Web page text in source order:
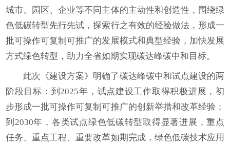
城市、园区、企业等不同主体的主动性和创造性，围绕绿
色低碳转型先行先试，探索行之有效的经验做法，形成一
批可操作可复制可推广的发展模式和典型经验，加快发展
方式绿色转型，助力全省如期实现碳达峰碳中和目标。
此次《建设方案》明确了碳达峰碳中和试点建设的两
阶段目标：到2025年，试点建设工作取得积极进展，初
步形成一批可操作可复制可推广的创新举措和改革经验；
到2030年，各类试点绿色低碳转型取得显著进展，重点
任务、重点工程、重要改革如期完成，绿色低碳技术应用